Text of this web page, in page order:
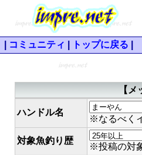
コミュニティ トップに戻る
【
ハンドル名
※なるべく
対象魚釣り歴
※投稿の対